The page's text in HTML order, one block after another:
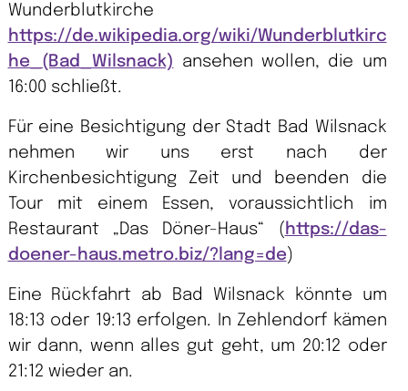
Wunderblutkirche
https://de.wikipedia.org/wiki/Wunderblutkirc
he_(Bad_Wilsnack) ansehen wollen, die um
16:00 schließt.
Für eine Besichtigung der Stadt Bad Wilsnack
nehmen wir uns erst nach der
Kirchenbesichtigung Zeit und beenden die
Tour mit einem Essen, voraussichtlich im
Restaurant „Das Döner-Haus“ ( https://das-
doener-haus.metro.biz/?lang=de)
Eine Rückfahrt ab Bad Wilsnack könnte um
18:13 oder 19:13 erfolgen. In Zehlendorf kämen
wir dann, wenn alles gut geht, um 20:12 oder
21:12 wieder an.